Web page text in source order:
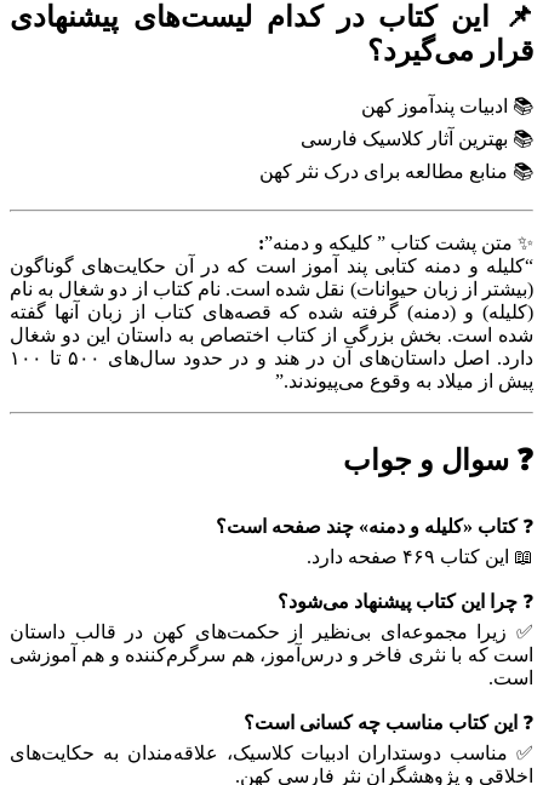
📌 این کتاب در کدام لیست‌های پیشنهادی
قرار می‌گیرد؟
📚 ادبیات پندآموز کهن
📚 بهترین آثار کلاسیک فارسی
📚 منابع مطالعه برای درک نثر کهن
✨ متن پشت کتاب ” کلیکه و دمنه”:
“کلیله و دمنه کتابی پند آموز است که در آن حکایت‌های گوناگون
(بیشتر از زبان حیوانات) نقل شده است. نام کتاب از دو شغال به نام
(کلیله) و (دمنه) گرفته شده که قصه‌های کتاب از زبان آنها گفته
شده است. بخش بزرگی از کتاب اختصاص به داستان این دو شغال
دارد. اصل داستان‌های آن در هند و در حدود سال‌های ۵۰۰ تا ۱۰۰
پیش از میلاد به وقوع می‌پیوندند.”
❓ سوال و جواب
❓کتاب «کلیله و دمنه» چند صفحه است؟
📖 این کتاب ۴۶۹ صفحه دارد.
❓ چرا این کتاب پیشنهاد می‌شود؟
✅ زیرا مجموعه‌ای بی‌نظیر از حکمت‌های کهن در قالب داستان
است که با نثری فاخر و درس‌آموز، هم سرگرم‌کننده و هم آموزشی
است.
❓ این کتاب مناسب چه کسانی است؟
✅ مناسب دوستداران ادبیات کلاسیک، علاقه‌مندان به حکایت‌های
اخلاقی و پژوهشگران نثر فارسی کهن.